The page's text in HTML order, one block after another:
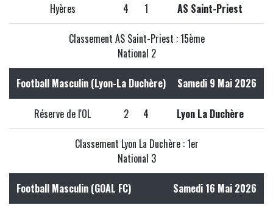
Hyères 4 1 AS Saint-Priest
Classement AS Saint-Priest : 15ème
National 2
Football Masculin (Lyon-La Duchère) Samedi 9 Mai 2026
Réserve de l'OL 2 4 Lyon La Duchère
Classement Lyon La Duchère : 1er
National 3
Football Masculin (GOAL FC) Samedi 16 Mai 2026